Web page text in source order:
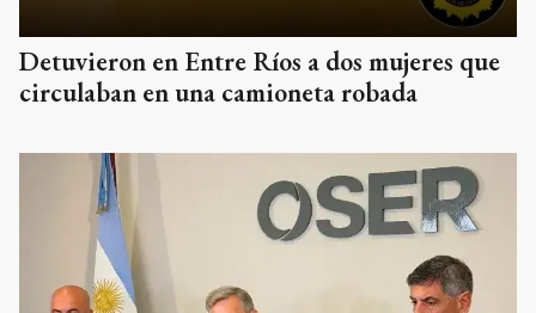
Detuvieron en Entre Ríos a dos mujeres que
circulaban en una camioneta robada